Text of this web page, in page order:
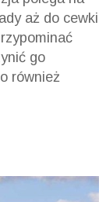
aż do cewki
go
również